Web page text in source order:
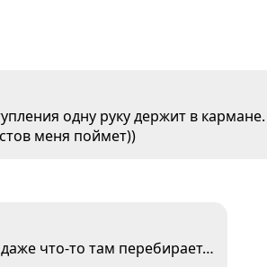
одну руку держит в кармане.
меня поймет))
что-то там перебирает…